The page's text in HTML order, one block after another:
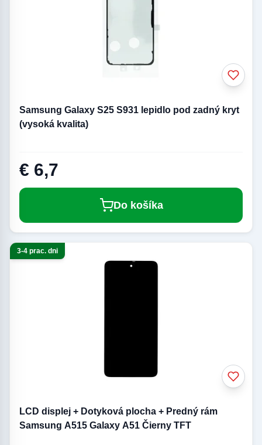
Samsung Galaxy S25 S931 lepidlo pod zadný kryt
(vysoká kvalita)
€ 6,7
Do košíka
3-4 prac. dni
LCD displej + Dotyková plocha + Predný rám
Samsung A515 Galaxy A51 Čierny TFT